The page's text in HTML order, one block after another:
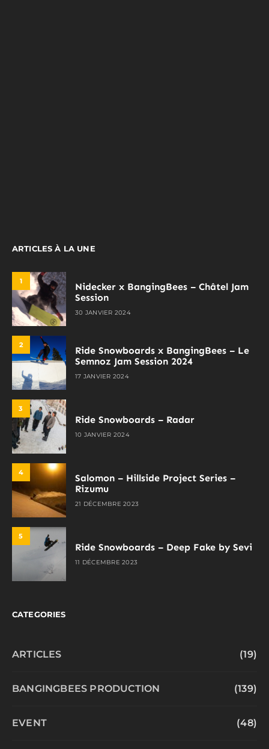
ARTICLES À LA UNE
1
Nidecker x BangingBees – Châtel Jam
Session
30 JANVIER 2024
2
Ride Snowboards x BangingBees – Le
Semnoz Jam Session 2024
17 JANVIER 2024
3
Ride Snowboards – Radar
10 JANVIER 2024
4
Salomon – Hillside Project Series –
Rizumu
21 DÉCEMBRE 2023
5
Ride Snowboards – Deep Fake by Sevi
11 DÉCEMBRE 2023
CATEGORIES
ARTICLES (19)
BANGINGBEES PRODUCTION (139)
EVENT (48)